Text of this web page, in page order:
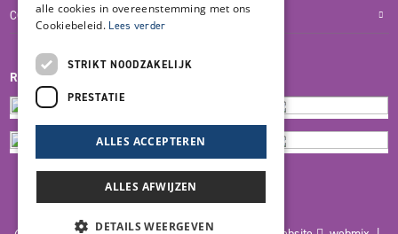
COOKIES
REVIEWMERK
alle cookies in overeenstemming met ons
Cookiebeleid. Lees verder
STRIKT NOODZAKELIJK
PRESTATIE
ALLES ACCEPTEREN
ALLES AFWIJZEN
DETAILS WEERGEVEN